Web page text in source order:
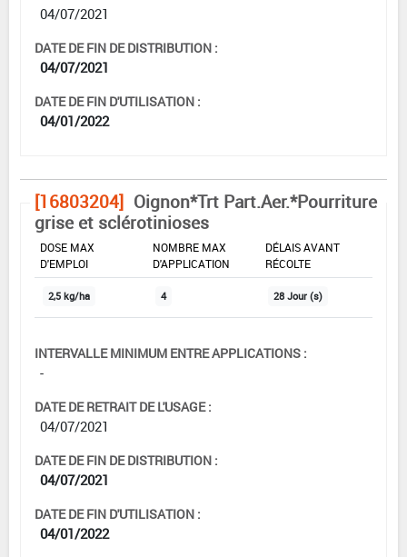
04/07/2021
DATE DE FIN DE DISTRIBUTION :
04/07/2021
DATE DE FIN D'UTILISATION :
04/01/2022
[16803204] Oignon*Trt Part.Aer.*Pourriture
grise et sclérotinioses
DOSE MAX
D'EMPLOI
NOMBRE MAX
D'APPLICATION
DÉLAIS AVANT
RÉCOLTE
2,5 kg/ha 4 28 Jour (s)
INTERVALLE MINIMUM ENTRE APPLICATIONS :
-
DATE DE RETRAIT DE L'USAGE :
04/07/2021
DATE DE FIN DE DISTRIBUTION :
04/07/2021
DATE DE FIN D'UTILISATION :
04/01/2022